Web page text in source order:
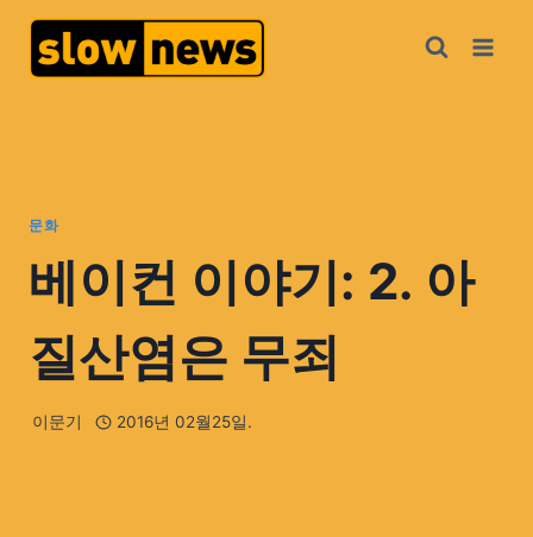
문화
베이컨 이야기: 2. 아
질산염은 무죄
이문기 2016년 02월25일.